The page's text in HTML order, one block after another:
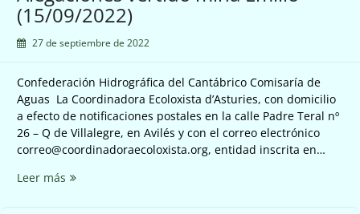
(15/09/2022)
27 de septiembre de 2022
Confederación Hidrográfica del Cantábrico Comisaría de
Aguas La Coordinadora Ecoloxista d’Asturies, con domicilio
a efecto de notificaciones postales en la calle Padre Teral nº
26 – Q de Villalegre, en Avilés y con el correo electrónico
correo@coordinadoraecoloxista.org, entidad inscrita en…
Leer más Alegaciones